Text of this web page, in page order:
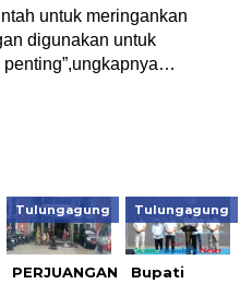
untuk meringankan
digunakan untuk
Tulungagung
PERJUANGAN
Tulungagung
Bupati